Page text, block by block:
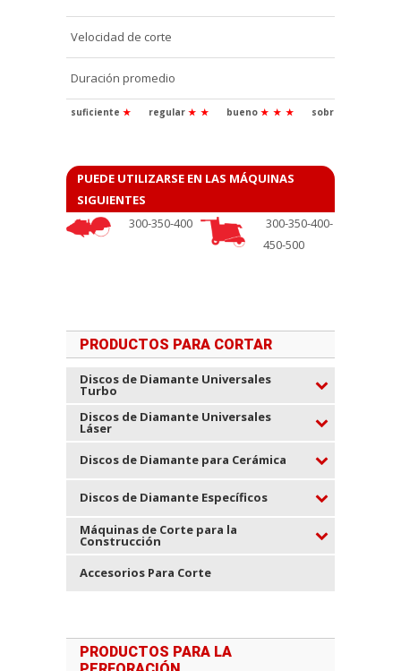
Velocidad de corte
Duración promedio
suficiente ★ regular ★ ★ bueno ★ ★ ★ sobresaliente
PUEDE UTILIZARSE EN LAS MÁQUINAS
SIGUIENTES
300-350-400
300-350-400-
450-500
PRODUCTOS PARA CORTAR
Discos de Diamante Universales
Turbo
Discos de Diamante Universales
Láser
Discos de Diamante para Cerámica
Discos de Diamante Específicos
Máquinas de Corte para la
Construcción
Accesorios Para Corte
PRODUCTOS PARA LA